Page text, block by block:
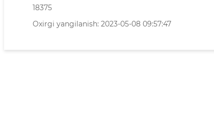
18375
Oxirgi yangilanish: 2023-05-08 09:57:47